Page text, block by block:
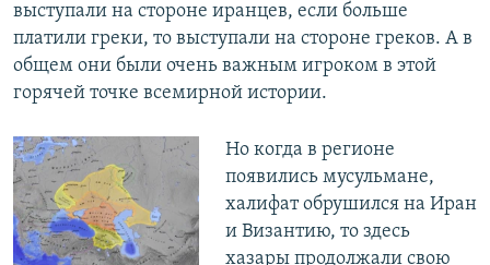
выступали на стороне иранцев, если больше
платили греки, то выступали на стороне греков. А в
общем они были очень важным игроком в этой
горячей точке всемирной истории.
Но когда в регионе
появились мусульмане,
халифат обрушился на Иран
и Византию, то здесь
хазары продолжали свою